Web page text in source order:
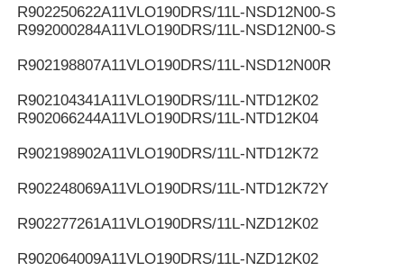
R902250622A11VLO190DRS/11L-NSD12N00-S
R992000284A11VLO190DRS/11L-NSD12N00-S
R902198807A11VLO190DRS/11L-NSD12N00R
R902104341A11VLO190DRS/11L-NTD12K02
R902066244A11VLO190DRS/11L-NTD12K04
R902198902A11VLO190DRS/11L-NTD12K72
R902248069A11VLO190DRS/11L-NTD12K72Y
R902277261A11VLO190DRS/11L-NZD12K02
R902064009A11VLO190DRS/11L-NZD12K02